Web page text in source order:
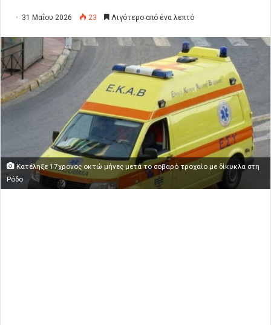
31 Μαΐου 2026 23 Λιγότερο από ένα λεπτό
Κατέληξε 17χρονος οκτώ μήνες μετά το σοβαρό τροχαίο με δίκυκλα στη
Ρόδο